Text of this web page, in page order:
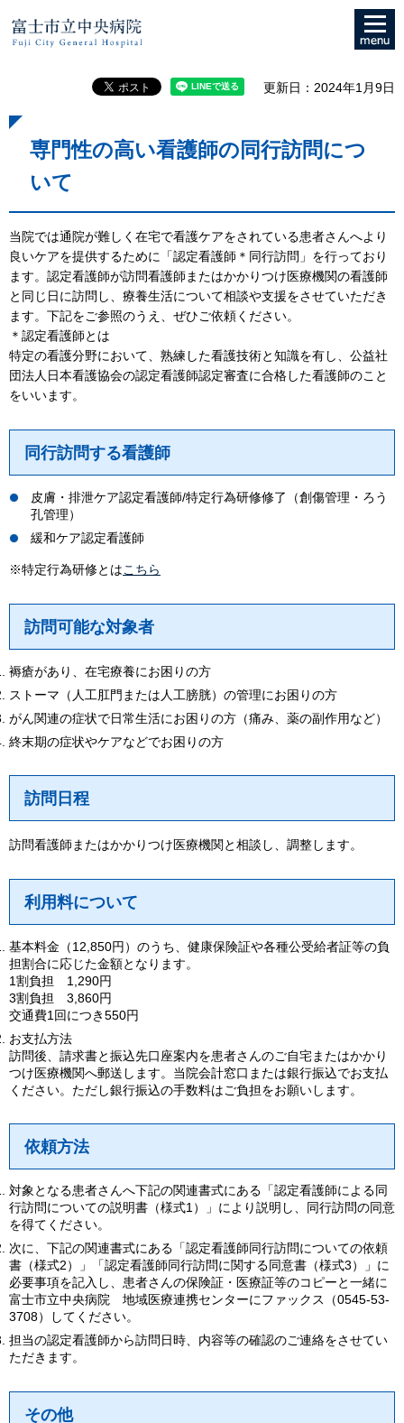
富士市立中央病院
メニュ
ー
更新日：2024年1月9日
専門性の高い看護師の同行訪問につ
いて
当院では通院が難しく在宅で看護ケアをされている患者さんへより
良いケアを提供するために「認定看護師＊同行訪問」を行っており
ます。認定看護師が訪問看護師またはかかりつけ医療機関の看護師
と同じ日に訪問し、療養生活について相談や支援をさせていただき
ます。下記をご参照のうえ、ぜひご依頼ください。
＊認定看護師とは
特定の看護分野において、熟練した看護技術と知識を有し、公益社
団法人日本看護協会の認定看護師認定審査に合格した看護師のこと
をいいます。
同行訪問する看護師
皮膚・排泄ケア認定看護師/特定行為研修修了（創傷管理・ろう
孔管理）
緩和ケア認定看護師
※特定行為研修とはこちら
訪問可能な対象者
褥瘡があり、在宅療養にお困りの方
ストーマ（人工肛門または人工膀胱）の管理にお困りの方
がん関連の症状で日常生活にお困りの方（痛み、薬の副作用など）
終末期の症状やケアなどでお困りの方
訪問日程
訪問看護師またはかかりつけ医療機関と相談し、調整します。
利用料について
基本料金（12,850円）のうち、健康保険証や各種公受給者証等の負
担割合に応じた金額となります。
1割負担 1,290円
3割負担 3,860円
交通費1回につき550円
お支払方法
訪問後、請求書と振込先口座案内を患者さんのご自宅またはかかり
つけ医療機関へ郵送します。当院会計窓口または銀行振込でお支払
ください。ただし銀行振込の手数料はご負担をお願いします。
依頼方法
対象となる患者さんへ下記の関連書式にある「認定看護師による同
行訪問についての説明書（様式1）」により説明し、同行訪問の同意
を得てください。
次に、下記の関連書式にある「認定看護師同行訪問についての依頼
書（様式2）」「認定看護師同行訪問に関する同意書（様式3）」に
必要事項を記入し、患者さんの保険証・医療証等のコピーと一緒に
富士市立中央病院 地域医療連携センターにファックス（0545-53-
3708）してください。
担当の認定看護師から訪問日時、内容等の確認のご連絡をさせてい
ただきます。
その他